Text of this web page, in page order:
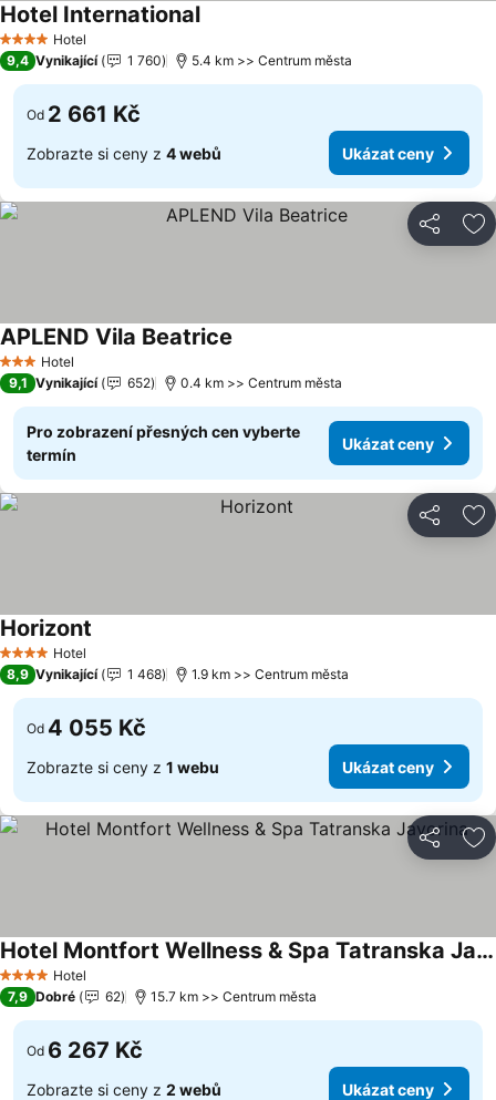
4 Počet hvězdiček
Hotel
Hotel InternationalUkázat ceny
9,4 Vynikající 1 760 5.4 km >> Centrum města
Od 2 661 Kč
Zobrazte si ceny z 4 webů Ukázat ceny
Sdílet
3 Počet hvězdiček
Hotel
APLEND Vila Beatrice
9,1 Vynikající 652 0.4 km >> Centrum města
Pro zobrazení přesných cen vyberte
termín
Ukázat ceny
Sdílet
4 Počet hvězdiček
Hotel
Horizont
8,9 Vynikající 1 468 1.9 km >> Centrum města
Od 4 055 Kč
Zobrazte si ceny z 1 webu Ukázat ceny
Sdílet
4 Počet hvězdiček
Hotel
Hotel Montfort Wellness & Spa Tatranska Javorina
Ukázat ceny
7,9 Dobré 62 15.7 km >> Centrum města
Od 6 267 Kč
Zobrazte si ceny z 2 webů Ukázat ceny